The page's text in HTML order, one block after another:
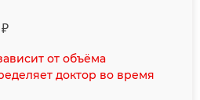
от объёма
доктор во время